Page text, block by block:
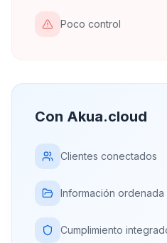
Poco control
Con Akua.cloud
Clientes conectados
Información ordenada
Cumplimiento